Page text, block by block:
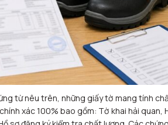
từ nêu trên, những giấy tờ mang tính
xác 100% bao gồm: Tờ khai hải quan,